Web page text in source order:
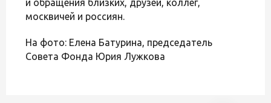
и обращения близких, друзей, коллег,
москвичей и россиян.
На фото: Елена Батурина, председатель
Совета Фонда Юрия Лужкова